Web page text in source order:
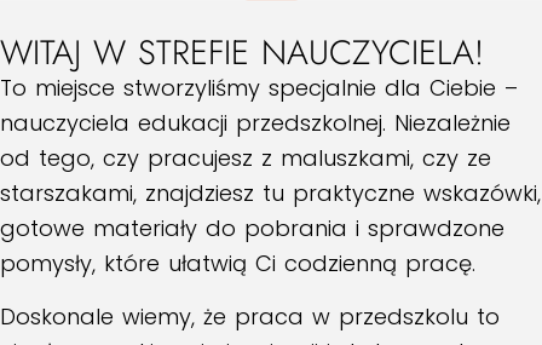
WITAJ W STREFIE NAUCZYCIELA!
To miejsce stworzyliśmy specjalnie dla Ciebie –
nauczyciela edukacji przedszkolnej. Niezależnie
od tego, czy pracujesz z maluszkami, czy ze
starszakami, znajdziesz tu praktyczne wskazówki,
gotowe materiały do pobrania i sprawdzone
pomysły, które ułatwią Ci codzienną pracę.
Doskonale wiemy, że praca w przedszkolu to